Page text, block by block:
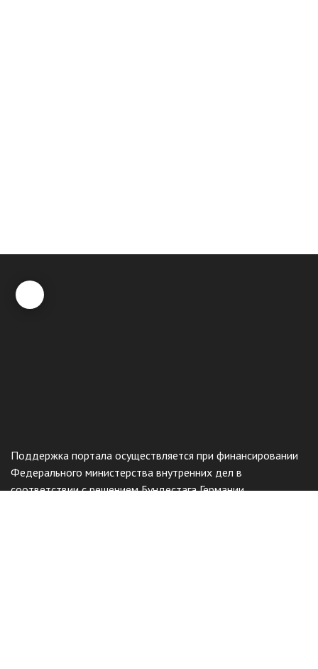
Поддержка портала осуществляется при финансировании
Федерального министерства внутренних дел в
соответствии с решением Бундестага Германии.